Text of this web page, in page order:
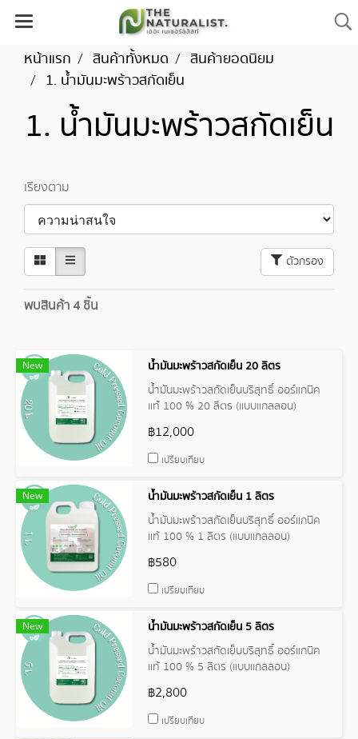
หน้าแรก สินค้าทั้งหมด
สินค้ายอดนิยม
1. น้ำมันมะพร้าวสกัดเย็น
1. น้ำมันมะพร้าวสกัดเย็น
เรียงตาม
ตัวกรอง
พบสินค้า 4 ชิ้น
New
น้ำมันมะพร้าวสกัดเย็น 20 ลิตร
น้ำมันมะพร้าวสกัดเย็นบริสุทธิ์ ออร์แกนิค
แท้ 100 % 20 ลิตร (แบบแกลลอน)
฿12,000
เปรียบเทียบ
New
น้ำมันมะพร้าวสกัดเย็น 1 ลิตร
น้ำมันมะพร้าวสกัดเย็นบริสุทธิ์ ออร์แกนิค
แท้ 100 % 1 ลิตร (แบบแกลลอน)
฿580
เปรียบเทียบ
New
น้ำมันมะพร้าวสกัดเย็น 5 ลิตร
น้ำมันมะพร้าวสกัดเย็นบริสุทธิ์ ออร์แกนิค
แท้ 100 % 5 ลิตร (แบบแกลลอน)
฿2,800
เปรียบเทียบ